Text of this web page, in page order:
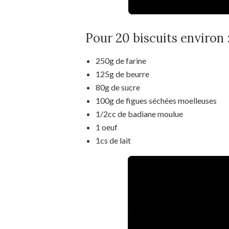
Pour 20 biscuits environ
250g de farine
125g de beurre
80g de sucre
100g de figues séchées moelleuses
1/2cc de badiane moulue
1 oeuf
1cs de lait